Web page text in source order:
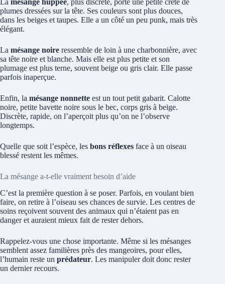
La mésange huppée, plus discrète, porte une petite crête de
plumes dressées sur la tête. Ses couleurs sont plus douces,
dans les beiges et taupes. Elle a un côté un peu punk, mais très
élégant.
La mésange noire ressemble de loin à une charbonnière, avec
sa tête noire et blanche. Mais elle est plus petite et son
plumage est plus terne, souvent beige ou gris clair. Elle passe
parfois inaperçue.
Enfin, la mésange nonnette est un tout petit gabarit. Calotte
noire, petite bavette noire sous le bec, corps gris à beige.
Discrète, rapide, on l’aperçoit plus qu’on ne l’observe
longtemps.
Quelle que soit l’espèce, les bons réflexes face à un oiseau
blessé restent les mêmes.
La mésange a-t-elle vraiment besoin d’aide
C’est la première question à se poser. Parfois, en voulant bien
faire, on retire à l’oiseau ses chances de survie. Les centres de
soins reçoivent souvent des animaux qui n’étaient pas en
danger et auraient mieux fait de rester dehors.
Rappelez-vous une chose importante. Même si les mésanges
semblent assez familières près des mangeoires, pour elles,
l’humain reste un prédateur. Les manipuler doit donc rester
un dernier recours.